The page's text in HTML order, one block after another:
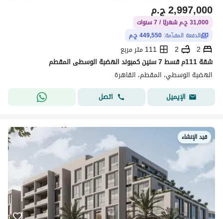
ج.م2,997,000
31,000 ج.م شهريًا / 7 سنوات
الدفعة المقدّمة: 449,550 ج.م
2
2
111 متر مربع
شقة 111م قسط 7 سنين كمبوند الهضبة الوسطى المقطم
الهضبة الوسطي، المقطم، القاهرة
الإيميل
اتصل
قيد الإنشاء